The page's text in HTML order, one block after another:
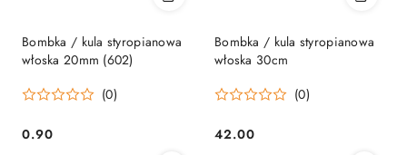
Bombka / kula styropianowa
włoska 20mm (602)
(0)
Cena:
0.90
Bombka / kula styropianowa
włoska 30cm
(0)
Cena:
42.00